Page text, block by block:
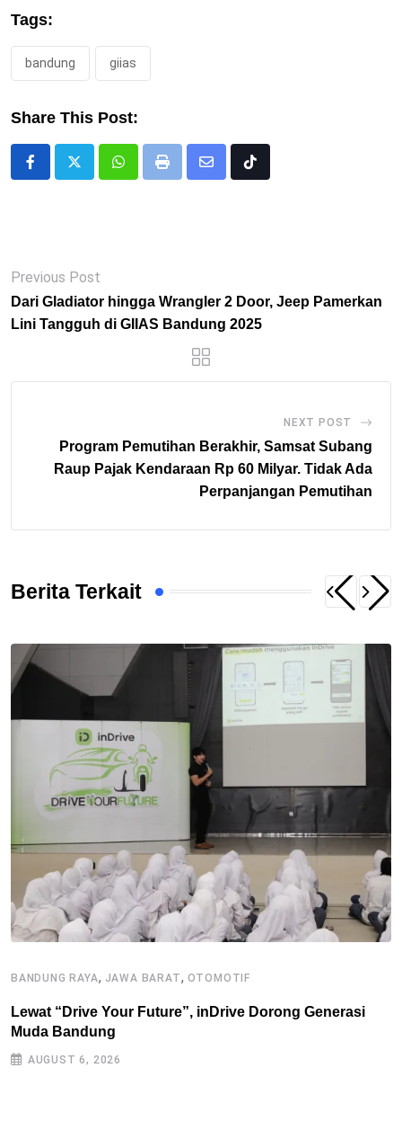
Tags:
bandung giias
Share This Post:
WhatsappPrint
Share
Tiktok
Previous Post
Dari Gladiator hingga Wrangler 2 Door, Jeep Pamerkan
Lini Tangguh di GIIAS Bandung 2025
NEXT POST
Program Pemutihan Berakhir, Samsat Subang
Raup Pajak Kendaraan Rp 60 Milyar. Tidak Ada
Perpanjangan Pemutihan
Berita Terkait
BANDUNG RAYA, JAWA BARAT, OTOMOTIF
Lewat “Drive Your Future”, inDrive Dorong Generasi
Muda Bandung
AUGUST 6, 2026